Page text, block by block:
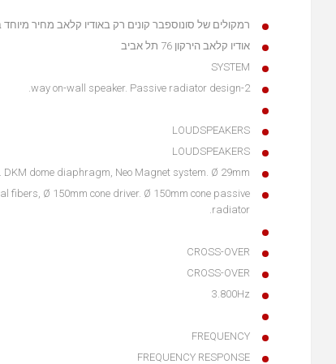
רמקולים של סונוספבר קונים רק באודיו קלאב מחיר מיוחד
אודיו קלאב הירקון 76 תל אביב
SYSTEM
2-way on-wall speaker. Passive radiator design.
LOUDSPEAKERS
LOUDSPEAKERS
DKM dome diaphragm, Neo Magnet system. Ø 29mm
fibers, Ø 150mm cone driver. Ø 150mm cone passive
radiator.
CROSS-OVER
CROSS-OVER
3.800Hz
FREQUENCY
FREQUENCY RESPONSE